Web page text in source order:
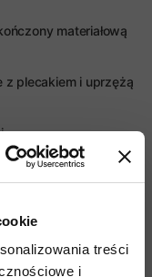
treści
i
materiałową
z plecakiem i uprzężą